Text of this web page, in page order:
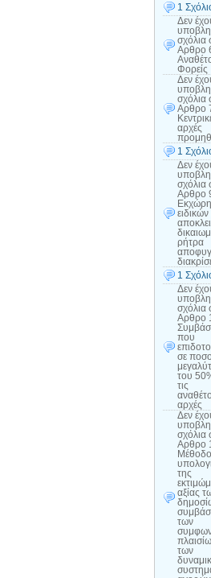
1
Δεν
σχόλια
Αρθρο
Φορείς
Δεν
σχόλια
Αρθρο
αρχές
1
Δεν
σχόλια
Αρθρο
ειδικών
ρήτρα
1
Δεν
σχόλια
Αρθρο
που
σε
του
τις
αρχές
Δεν
σχόλια
Αρθρο
της
αξίας
των
των